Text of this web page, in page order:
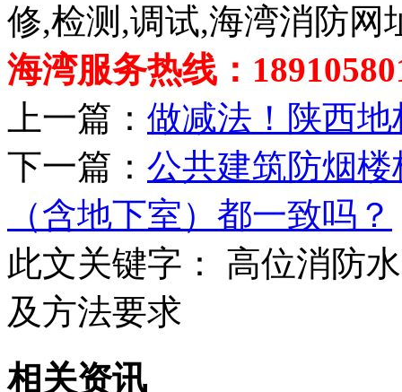
修,检测,调试,海湾消防网
海湾服务热线：
上一篇： 做减法！陕西
下一篇： 公共建筑防烟
（含地下室）都一致吗？
此文关键字：
高位消防
及方法要求
相关资讯